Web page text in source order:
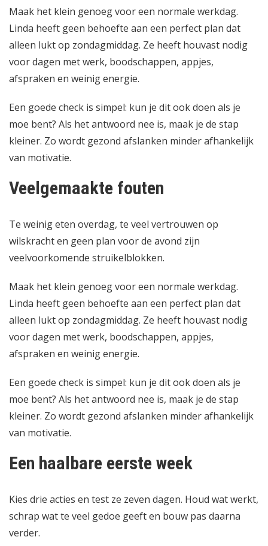
Maak het klein genoeg voor een normale werkdag.
Linda heeft geen behoefte aan een perfect plan dat
alleen lukt op zondagmiddag. Ze heeft houvast nodig
voor dagen met werk, boodschappen, appjes,
afspraken en weinig energie.
Een goede check is simpel: kun je dit ook doen als je
moe bent? Als het antwoord nee is, maak je de stap
kleiner. Zo wordt gezond afslanken minder afhankelijk
van motivatie.
Veelgemaakte fouten
Te weinig eten overdag, te veel vertrouwen op
wilskracht en geen plan voor de avond zijn
veelvoorkomende struikelblokken.
Maak het klein genoeg voor een normale werkdag.
Linda heeft geen behoefte aan een perfect plan dat
alleen lukt op zondagmiddag. Ze heeft houvast nodig
voor dagen met werk, boodschappen, appjes,
afspraken en weinig energie.
Een goede check is simpel: kun je dit ook doen als je
moe bent? Als het antwoord nee is, maak je de stap
kleiner. Zo wordt gezond afslanken minder afhankelijk
van motivatie.
Een haalbare eerste week
Kies drie acties en test ze zeven dagen. Houd wat werkt,
schrap wat te veel gedoe geeft en bouw pas daarna
verder.